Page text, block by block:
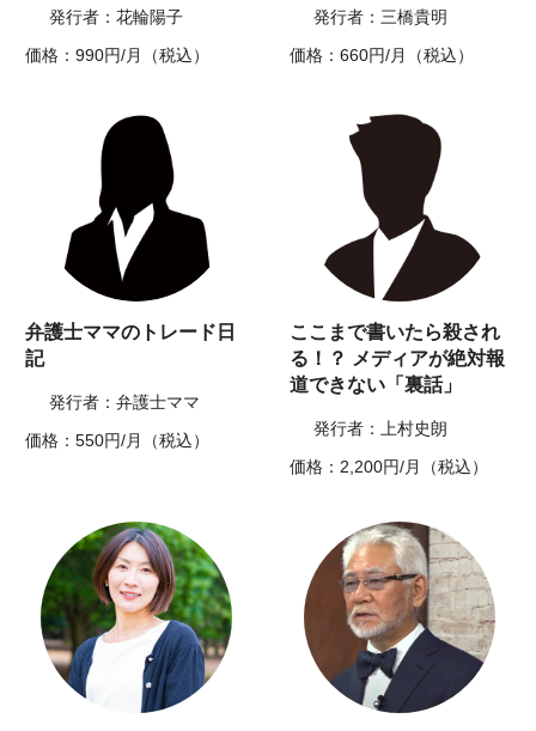
発行者：花輪陽子
価格：990円/月（税込）
発行者：三橋貴明
価格：660円/月（税込）
弁護士ママのトレード日
記
発行者：弁護士ママ
価格：550円/月（税込）
ここまで書いたら殺され
る！？ メディアが絶対報
道できない「裏話」
発行者：上村史朗
価格：2,200円/月（税込）